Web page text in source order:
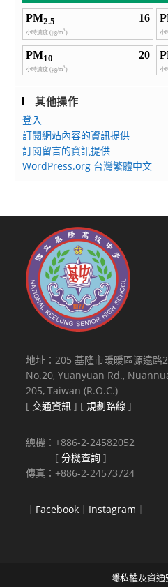
其他操作
登入
訂閱網站內容的資訊提供
訂閱留言的資訊提供
WordPress.org 台灣繁體中文
地址：205 基隆市暖暖區源遠路
No.20, Yuanyuan Rd.,
205, Taiwan (R.O.C.)
[ 交通資訊 ] [規劃路線 ]
總機：+886-2-24582052
[分機查詢 ]
傳真：+886-2-24573724
｜ Facebook ｜ Instagram ｜
隱私權及資